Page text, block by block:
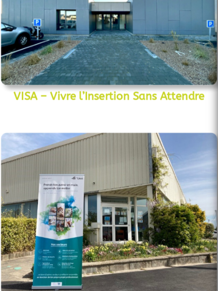
VISA – Vivre l’Insertion Sans Attendre